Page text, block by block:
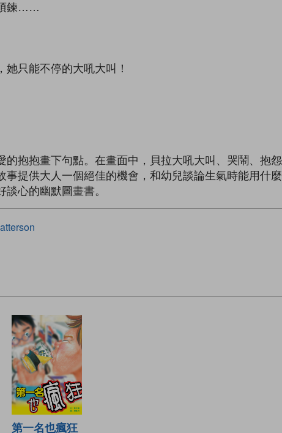
項鍊……
只能不停的大吼大叫！
的抱抱畫下句點。在畫面中，貝拉大吼大叫、哭鬧、
提供大人一個絕佳的機會，和幼兒談論生氣時能用什
心的幽默圖畫書。
第一名也瘋狂